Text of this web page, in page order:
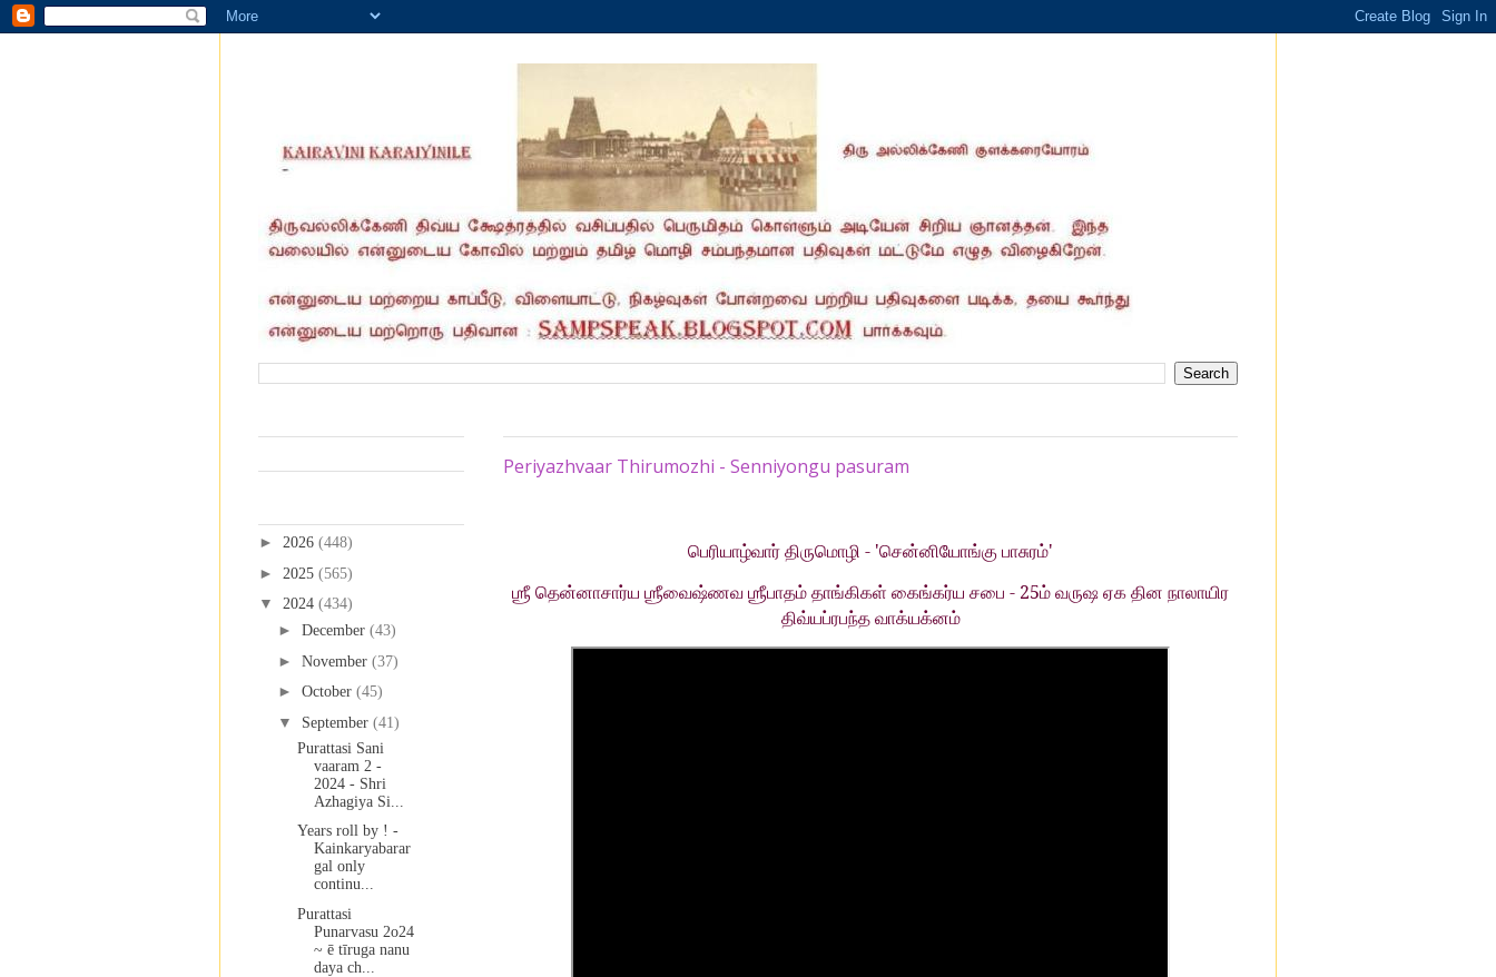
Periyazhvaar Thirumozhi - Senniyongu pasuram
பெரியாழ்வார் திருமொழி - 'சென்னியோங்கு பாசுரம்'
ஶ்ரீ தென்னாசார்ய ஶ்ரீவைஷ்ணவ ஶ்ரீபாதம் தாங்கிகள் கைங்கர்ய சபை - 25ம் வருஷ ஏக தின நாலாயிர
திவ்யப்ரபந்த வாக்யக்னம்
► 2026 (448)
► 2025 (565)
▼ 2024 (434)
► December (43)
► November (37)
► October (45)
▼ September (41)
Purattasi Sani
vaaram 2 -
2024 - Shri
Azhagiya Si...
Years roll by ! -
Kainkaryabarar
gal only
continu...
Purattasi
Punarvasu 2o24
~ ē tīruga nanu
daya ch...